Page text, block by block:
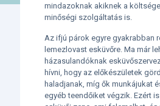
mindazoknak akiknek a
minőségi szolgáltatás is.
Az ifjú párok egyre gyakrabban
lemezlovast esküvőre. Ma már
házasulandóknak
hívni, hogy az előkészületek
haladjanak, míg ők munkájukat
egyéb teendőiket végzik. Ezért